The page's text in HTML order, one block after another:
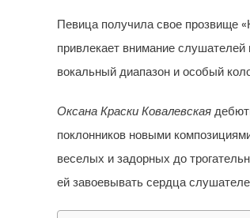
Певица получила свое прозвище
привлекает внимание
вокальный диапазон и особый
Оксана Краски Ковалевская
поклонников новыми
веселых и задорных до
ей завоевывать сердца